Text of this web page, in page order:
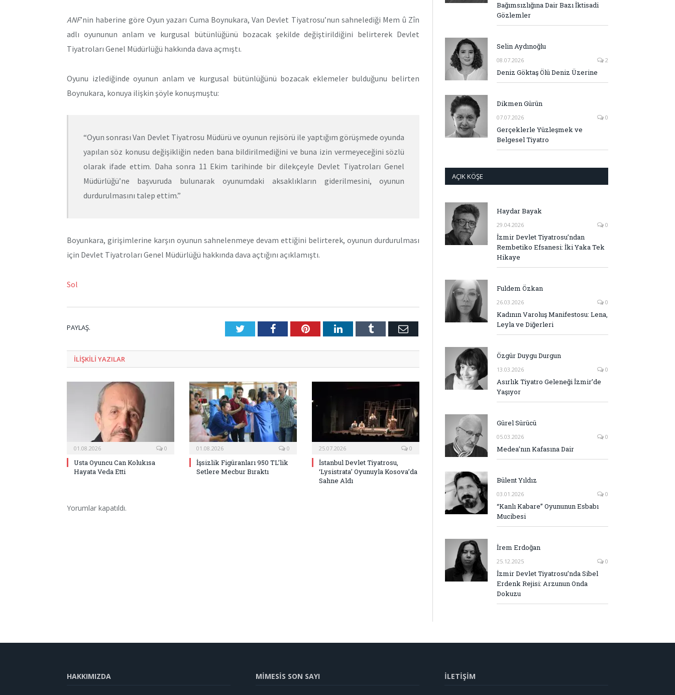
ANF’nin haberine göre Oyun yazarı Cuma Boynukara, Van Devlet Tiyatrosu’nun sahnelediği Mem û Zîn
adlı oyununun anlam ve kurgusal bütünlüğünü bozacak şekilde değiştirildiğini belirterek Devlet
Tiyatroları Genel Müdürlüğü hakkında dava açmıştı.
Oyunu izlediğinde oyunun anlam ve kurgusal bütünlüğünü bozacak eklemeler bulduğunu belirten
Boynukara, konuya ilişkin şöyle konuşmuştu:
“Oyun sonrası Van Devlet Tiyatrosu Müdürü ve oyunun rejisörü ile yaptığım görüşmede oyunda
yapılan söz konusu değişikliğin neden bana bildirilmediğini ve buna izin vermeyeceğini sözlü
olarak ifade ettim. Daha sonra 11 Ekim tarihinde bir dilekçeyle Devlet Tiyatroları Genel
Müdürlüğü’ne başvuruda bulunarak oyunumdaki aksaklıkların giderilmesini, oyunun
durdurulmasını talep ettim.”
Boyunkara, girişimlerine karşın oyunun sahnelenmeye devam ettiğini belirterek, oyunun durdurulması
için Devlet Tiyatroları Genel Müdürlüğü hakkında dava açtığını açıklamıştı.
Sol
PAYLAŞ. TwitterFacebookPinterestLinkedInTumblr E-
ILIŞKILI YAZILAR
01.08.2026 0
Usta Oyuncu Can Kolukısa
Hayata Veda Etti
01.08.2026 0
İşsizlik Figüranları 950 TL’lik
Setlere Mecbur Bıraktı
25.07.2026 0
İstanbul Devlet Tiyatrosu,
‘Lysistrata’ Oyunuyla Kosova’da
Sahne Aldı
Yorumlar kapatıldı.
Bağımsızlığına Dair Bazı İktisadi
Gözlemler
Selin Aydınoğlu
08.07.2026 2
Deniz Göktaş Ölü Deniz Üzerine
Dikmen Gürün
07.07.2026 0
Gerçeklerle Yüzleşmek ve
Belgesel Tiyatro
AÇIK KÖŞE
Haydar Bayak
29.04.2026 0
İzmir Devlet Tiyatrosu’ndan
Rembetiko Efsanesi: İki Yaka Tek
Hikaye
Fuldem Özkan
26.03.2026 0
Kadının Varoluş Manifestosu: Lena,
Leyla ve Diğerleri
Özgür Duygu Durgun
13.03.2026 0
Asırlık Tiyatro Geleneği İzmir’de
Yaşıyor
Gürel Sürücü
05.03.2026 0
Medea’nın Kafasına Dair
Bülent Yıldız
03.01.2026 0
“Kanlı Kabare” Oyununun Esbabı
Mucibesi
İrem Erdoğan
25.12.2025 0
İzmir Devlet Tiyatrosu’nda Sibel
Erdenk Rejisi: Arzunun Onda
Dokuzu
HAKKIMIZDA MİMESİS SON SAYI İLETİŞİM